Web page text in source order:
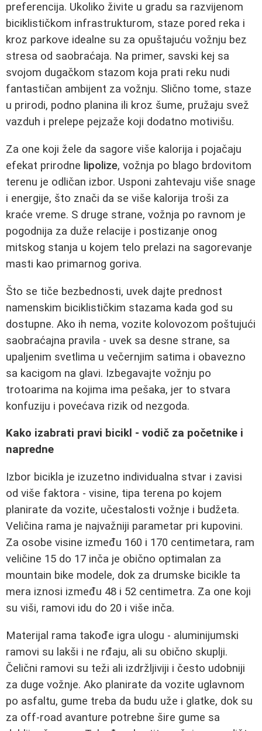
preferencija. Ukoliko živite u gradu sa razvijenom
biciklističkom infrastrukturom, staze pored reka i
kroz parkove idealne su za opuštajuću vožnju bez
stresa od saobraćaja. Na primer, savski kej sa
svojom dugačkom stazom koja prati reku nudi
fantastičan ambijent za vožnju. Slično tome, staze
u prirodi, podno planina ili kroz šume, pružaju svež
vazduh i prelepe pejzaže koji dodatno motivišu.
Za one koji žele da sagore više kalorija i pojačaju
efekat prirodne lipolize, vožnja po blago brdovitom
terenu je odličan izbor. Usponi zahtevaju više snage
i energije, što znači da se više kalorija troši za
kraće vreme. S druge strane, vožnja po ravnom je
pogodnija za duže relacije i postizanje onog
mitskog stanja u kojem telo prelazi na sagorevanje
masti kao primarnog goriva.
Što se tiče bezbednosti, uvek dajte prednost
namenskim biciklističkim stazama kada god su
dostupne. Ako ih nema, vozite kolovozom poštujući
saobraćajna pravila - uvek sa desne strane, sa
upaljenim svetlima u večernjim satima i obavezno
sa kacigom na glavi. Izbegavajte vožnju po
trotoarima na kojima ima pešaka, jer to stvara
konfuziju i povećava rizik od nezgoda.
Kako izabrati pravi bicikl - vodič za početnike i
napredne
Izbor bicikla je izuzetno individualna stvar i zavisi
od više faktora - visine, tipa terena po kojem
planirate da vozite, učestalosti vožnje i budžeta.
Veličina rama je najvažniji parametar pri kupovini.
Za osobe visine između 160 i 170 centimetara, ram
veličine 15 do 17 inča je obično optimalan za
mountain bike modele, dok za drumske bicikle ta
mera iznosi između 48 i 52 centimetra. Za one koji
su viši, ramovi idu do 20 i više inča.
Materijal rama takođe igra ulogu - aluminijumski
ramovi su lakši i ne rđaju, ali su obično skuplji.
Čelični ramovi su teži ali izdržljiviji i često udobniji
za duge vožnje. Ako planirate da vozite uglavnom
po asfaltu, gume treba da budu uže i glatke, dok su
za off-road avanture potrebne šire gume sa